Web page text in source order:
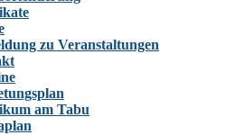
zu Veranstaltungen
am Tabu